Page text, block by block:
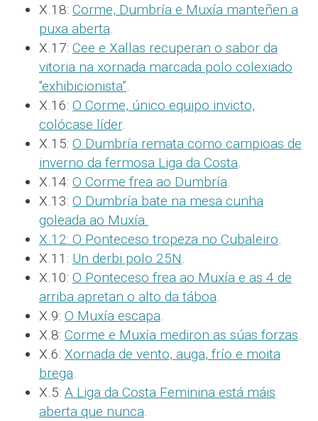
X.18: Corme, Dumbría e Muxía manteñen a
puxa aberta.
X.17: Cee e Xallas recuperan o sabor da
vitoria na xornada marcada polo colexiado
"exhibicionista”.
X.16: O Corme, único equipo invicto,
colócase líder.
X.15: O Dumbría remata como campioas de
inverno da fermosa Liga da Costa.
X.14: O Corme frea ao Dumbría.
X.13: O Dumbría bate na mesa cunha
goleada ao Muxía.
X.12: O Ponteceso tropeza no Cubaleiro.
X.11: Un derbi polo 25N.
X.10: O Ponteceso frea ao Muxía e as 4 de
arriba apretan o alto da táboa.
X.9: O Muxía escapa.
X.8: Corme e Muxía mediron as súas forzas.
X.6: Xornada de vento, auga, frío e moita
brega.
X.5: A Liga da Costa Feminina está máis
aberta que nunca.